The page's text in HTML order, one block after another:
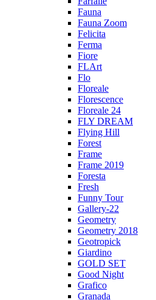
Fauna
Fauna Zoom
Felicita
Ferma
Fiore
FLArt
Flo
Floreale
Florescence
Floreale 24
FLY DREAM
Flying Hill
Forest
Frame
Frame 2019
Foresta
Fresh
Funny Tour
Gallery-22
Geometry
Geometry 2018
Geotropick
Giardino
GOLD SET
Good Night
Grafico
Granada